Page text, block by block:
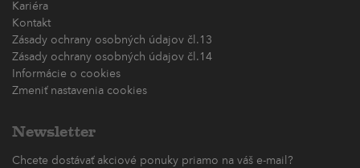
Kariéra
Kontakt
Zásady ochrany osobných údajov čl.13
Zásady ochrany osobných údajov čl.14
Informácie o cookies
Zmeniť nastavenia cookies
Newsletter
Chcete dostávať akciové ponuky priamo na váš e-mail?